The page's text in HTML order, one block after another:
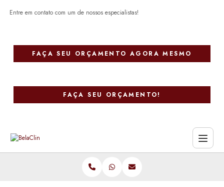
Entre em contato com um de nossos especialistas!
FAÇA SEU ORÇAMENTO AGORA MESMO
FAÇA SEU ORÇAMENTO!